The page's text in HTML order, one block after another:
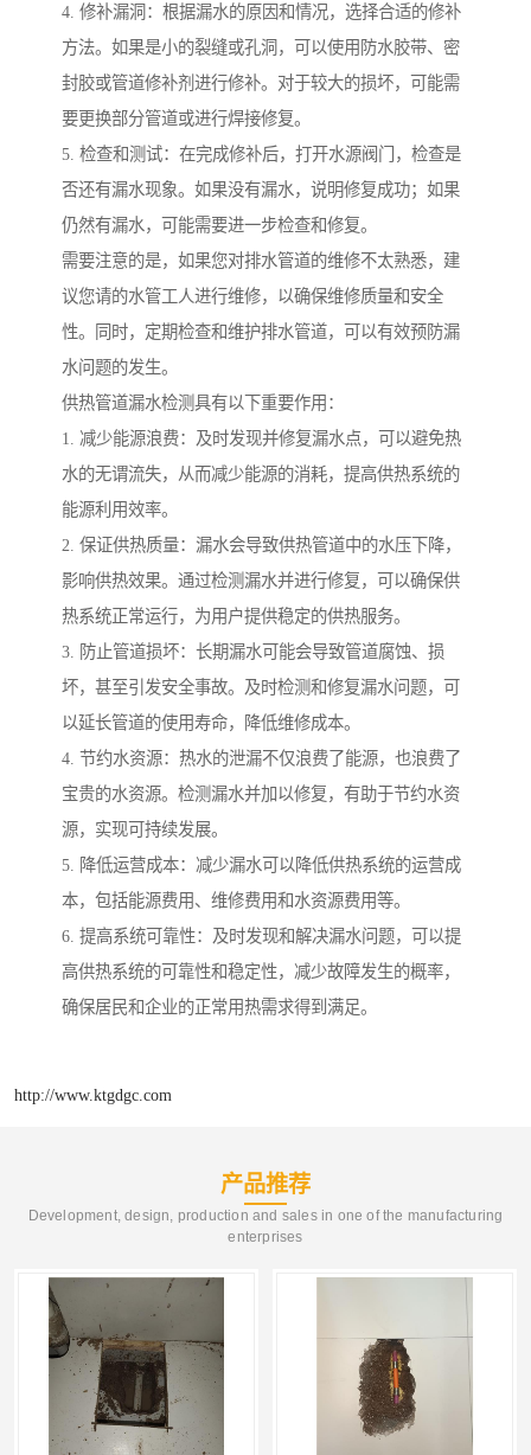
4. 修补漏洞：根据漏水的原因和情况，选择合适的修补
方法。如果是小的裂缝或孔洞，可以使用防水胶带、密
封胶或管道修补剂进行修补。对于较大的损坏，可能需
要更换部分管道或进行焊接修复。
5. 检查和测试：在完成修补后，打开水源阀门，检查是
否还有漏水现象。如果没有漏水，说明修复成功；如果
仍然有漏水，可能需要进一步检查和修复。
需要注意的是，如果您对排水管道的维修不太熟悉，建
议您请的水管工人进行维修，以确保维修质量和安全
性。同时，定期检查和维护排水管道，可以有效预防漏
水问题的发生。
供热管道漏水检测具有以下重要作用：
1. 减少能源浪费：及时发现并修复漏水点，可以避免热
水的无谓流失，从而减少能源的消耗，提高供热系统的
能源利用效率。
2. 保证供热质量：漏水会导致供热管道中的水压下降，
影响供热效果。通过检测漏水并进行修复，可以确保供
热系统正常运行，为用户提供稳定的供热服务。
3. 防止管道损坏：长期漏水可能会导致管道腐蚀、损
坏，甚至引发安全事故。及时检测和修复漏水问题，可
以延长管道的使用寿命，降低维修成本。
4. 节约水资源：热水的泄漏不仅浪费了能源，也浪费了
宝贵的水资源。检测漏水并加以修复，有助于节约水资
源，实现可持续发展。
5. 降低运营成本：减少漏水可以降低供热系统的运营成
本，包括能源费用、维修费用和水资源费用等。
6. 提高系统可靠性：及时发现和解决漏水问题，可以提
高供热系统的可靠性和稳定性，减少故障发生的概率，
确保居民和企业的正常用热需求得到满足。
http://www.ktgdgc.com
产品推荐
Development, design, production and sales in one of the manufacturing
enterprises